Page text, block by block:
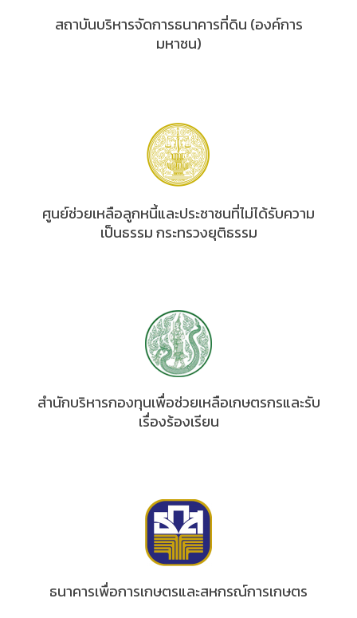
สถาบันบริหารจัดการธนาคารที่ดิน (องค์การ
มหาชน)
ศูนย์ช่วยเหลือลูกหนี้และประชาชนที่ไม่ได้รับความ
เป็นธรรม กระทรวงยุติธรรม
สำนักบริหารกองทุนเพื่อช่วยเหลือเกษตรกรและรับ
เรื่องร้องเรียน
ธนาคารเพื่อการเกษตรและสหกรณ์การเกษตร